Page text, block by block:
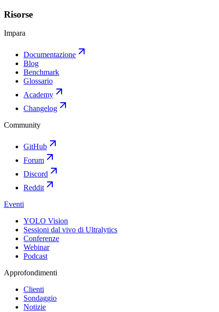
Risorse
Impara
Documentazione
Blog
Benchmark
Glossario
Academy
Changelog
Community
GitHub
Forum
Discord
Reddit
Eventi
YOLO Vision
Sessioni dal vivo di Ultralytics
Conferenze
Webinar
Podcast
Approfondimenti
Clienti
Sondaggio
Notizie